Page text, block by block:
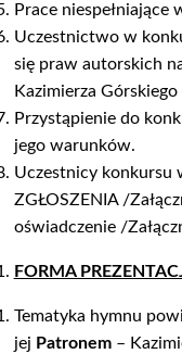
Prace niespełniające
Uczestnictwo w
się praw autorskich
Kazimierza
Przystąpienie do
jego warunków.
Uczestnicy konkursu
ZGŁOSZENIA /
oświadczenie /
FORMA
Tematyka hymnu
jej Patronem–